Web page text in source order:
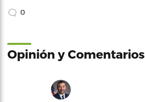
0
Opinión y Comentarios